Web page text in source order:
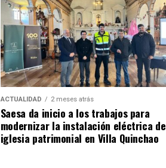
ACTUALIDAD 2 meses atrás
Saesa da inicio a los trabajos para
modernizar la instalación eléctrica de
iglesia patrimonial en Villa Quinchao